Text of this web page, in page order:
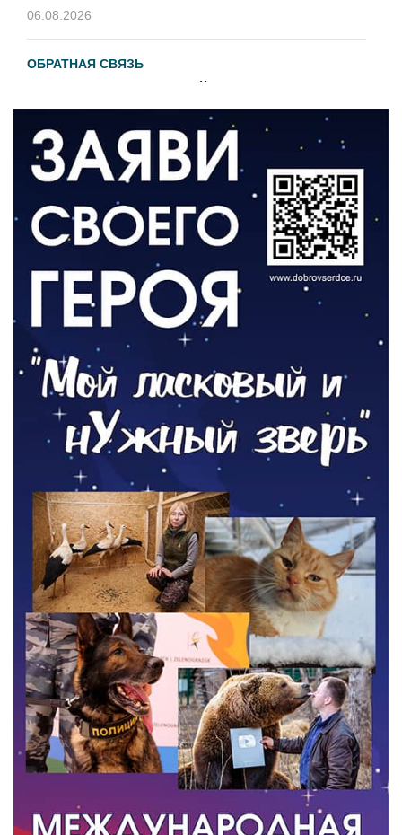
06.08.2026
ОБРАТНАЯ СВЯЗЬ
ВЛАСТЬ
День памяти и «Симфония народов»
06.08.2026
Новый настил на экотропе
05.08.2026